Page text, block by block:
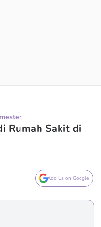
Rumah Sakit di
Add Us on Google